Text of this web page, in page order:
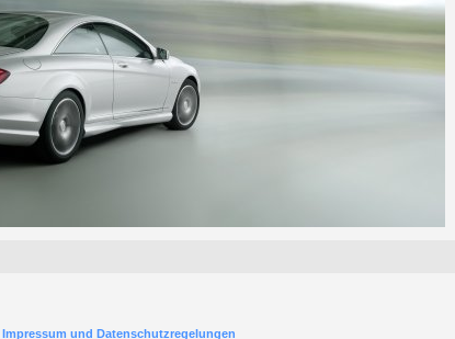
Impressum und Datenschutzregelungen